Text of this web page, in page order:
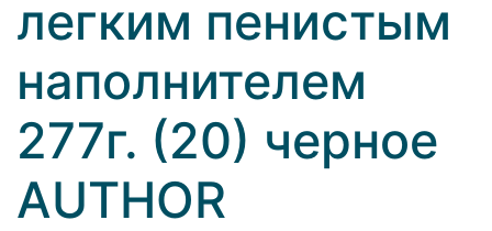
легким пенистым
наполнителем
277г. (20) черное
AUTHOR